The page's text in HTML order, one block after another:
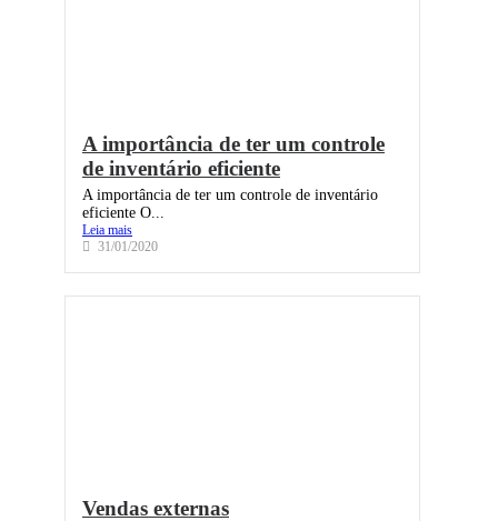
A importância de ter um controle
de inventário eficiente
A importância de ter um controle de inventário
eficiente O...
Leia mais
31/01/2020
Vendas externas